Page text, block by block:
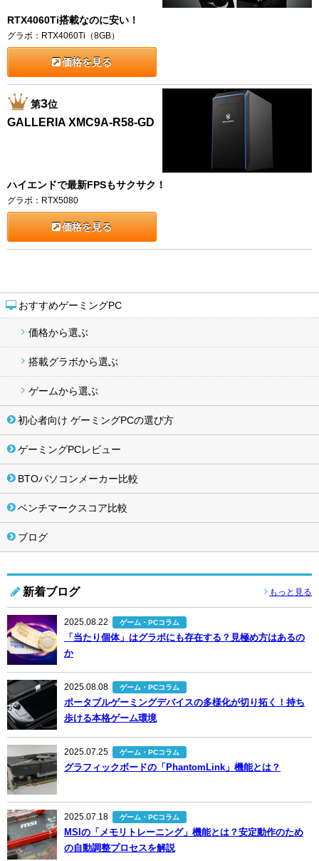
おすすめゲーミングPC
価格から選ぶ
搭載グラボから選ぶ
ゲームから選ぶ
初心者向け ゲーミングPCの選び方
ゲーミングPCレビュー
BTOパソコンメーカー比較
ベンチマークスコア比較
ブログ
新着ブログ もっと見る
2025.08.22 ゲーム・PCコラム
「当たり個体」はグラボにも存在する？見極め方はあるの
か
2025.08.08 ゲーム・PCコラム
ポータブルゲーミングデバイスの多様化が切り拓く！持ち
歩ける本格ゲーム環境
2025.07.25 ゲーム・PCコラム
グラフィックボードの「PhantomLink」機能とは？
2025.07.18 ゲーム・PCコラム
MSIの「メモリトレーニング」機能とは？安定動作のため
の自動調整プロセスを解説
RTX4060Ti搭載なのに安い！
グラボ：RTX4060Ti（8GB）
価格を見る
第3位
GALLERIA XMC9A-R58-GD
ハイエンドで最新FPSもサクサク！
グラボ：RTX5080
価格を見る